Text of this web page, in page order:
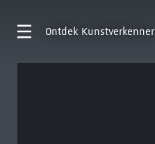
Ontdek Kunstverkenner